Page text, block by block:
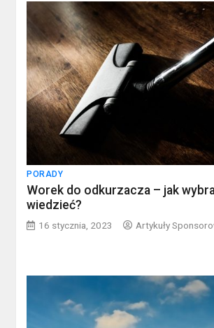
PORADY
Worek do odkurzacza – jak
wiedzieć?
16 stycznia, 2023 Artykuły